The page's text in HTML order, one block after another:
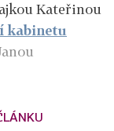
Kateřinou
kabinetu